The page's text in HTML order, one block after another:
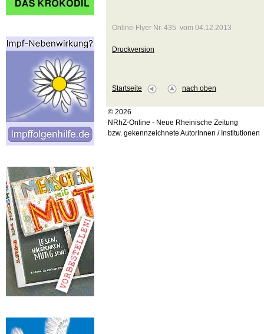
Online-Flyer Nr. 435 vom 04.12.2013
Druckversion
Startseite nach oben
© 2026
NRhZ-Online - Neue Rheinische Zeitung
bzw. gekennzeichnete AutorInnen / Institutionen